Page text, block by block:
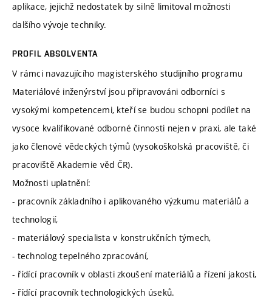
aplikace, jejichž nedostatek by silně limitoval možnosti
dalšího vývoje techniky.
PROFIL ABSOLVENTA
V rámci navazujícího magisterského studijního programu
Materiálové inženýrství jsou připravováni odborníci s
vysokými kompetencemi, kteří se budou schopni podílet na
vysoce kvalifikované odborné činnosti nejen v praxi, ale také
jako členové vědeckých týmů (vysokoškolská pracoviště, či
pracoviště Akademie věd ČR).
Možnosti uplatnění:
- pracovník základního i aplikovaného výzkumu materiálů a
technologií,
- materiálový specialista v konstrukčních týmech,
- technolog tepelného zpracování,
- řídící pracovník v oblasti zkoušení materiálů a řízení jakosti,
- řídící pracovník technologických úseků.